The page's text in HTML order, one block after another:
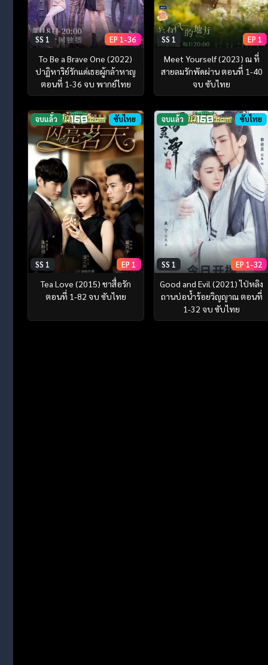
SS 1 EP 1-36
To Be a Brave One (2022)
ปาฏิหาริย์รักแด่เธอผู้กล้าหาญ
ตอนที่ 1-36 จบ พากย์ไทย
SS 1 EP 1
Meet Yourself (2023) ณ ที่
สายลมรักพัดผ่าน ตอนที่ 1-40
จบ ซับไทย
จบแล้ว ซับไทย
SS 1 EP 1
Tea Love (2015) ชาสื่อรัก
ตอนที่ 1-82 จบ ซับไทย
จบแล้ว ซับไทย
SS 1 EP 1-32
Good and Evil (2021) ไป่หลิง
ถานบ่อน้ำร้อยวิญญาณ ตอนที่
1-32 จบ ซับไทย